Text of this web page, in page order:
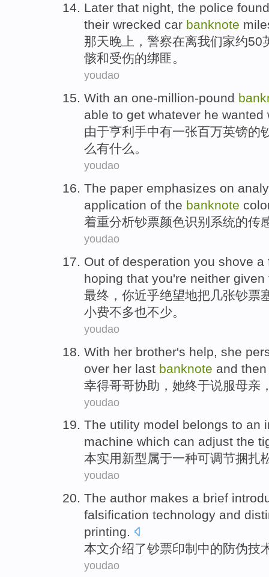
Later that night, the police found
their wrecked car banknote
那天晚上 ， 警察在离我们家约50
骸和受伤的绑匪。
youdao
With an one-million-pound
able to get whatever he wanted
由于亨利 手中有一张百万英镑的
么有什么。
youdao
The paper emphasizes on
application of the banknote
着重分析钞票颜色识别 系统的传
youdao
Out of desperation you shove a
hoping that you're neither
最终， 你近乎绝望地把几张钞票
小费不多也不少。
youdao
With her brother's help she
over her last banknote and
幸得哥哥协助 ， 她终于说服母亲
youdao
The utility model belongs to an
machine which can adjust the
本实用新型 属于一种可调节捆扎
youdao
The author makes a brief
falsification technology and
printing.
本文介绍了钞票印制 中的防伪技
youdao